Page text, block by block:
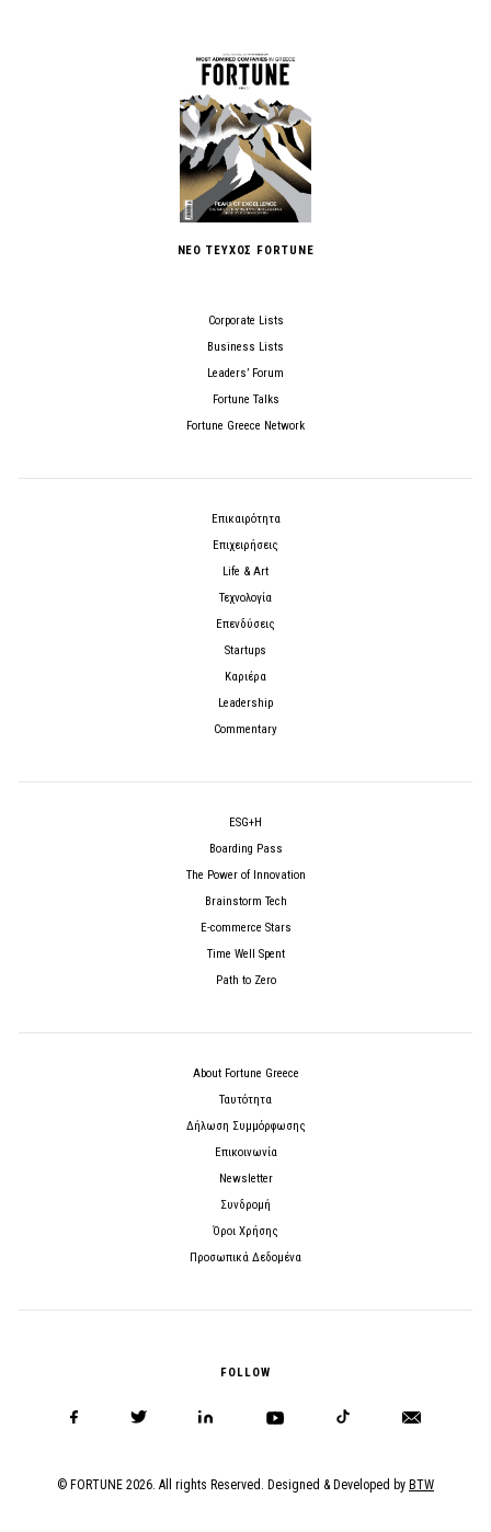
ΝΕΟ ΤΕΥΧΟΣ FORTUNE
Corporate Lists
Business Lists
Leaders’ Forum
Fortune Talks
Fortune Greece Network
Επικαιρότητα
Επιχειρήσεις
Life & Art
Τεχνολογία
Επενδύσεις
Startups
Καριέρα
Leadership
Commentary
ESG+H
Boarding Pass
The Power of Innovation
Brainstorm Tech
E-commerce Stars
Time Well Spent
Path to Zero
About Fortune Greece
Ταυτότητα
Δήλωση Συμμόρφωσης
Επικοινωνία
Newsletter
Συνδρομή
Όροι Χρήσης
Προσωπικά Δεδομένα
FOLLOW
© FORTUNE 2026. All rights Reserved. Designed & Developed by BTW